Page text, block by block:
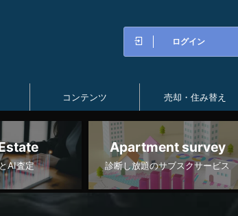
ログイン
コンテンツ 売却・住み替え
AI査定
Apartment survey
診断し放題のサブスクサービス